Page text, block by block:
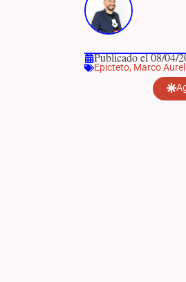
Publicado el 08/04/
Epicteto, Marco